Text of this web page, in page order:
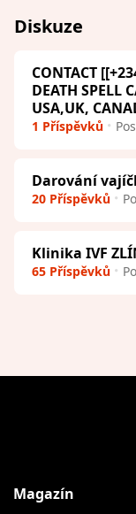
Diskuze
CONTACT
DEATH SPELL
USA,UK,
1 Příspěvků
Darování
20 Příspěvků
Klinika IVF
65 Příspěvků
Magazín